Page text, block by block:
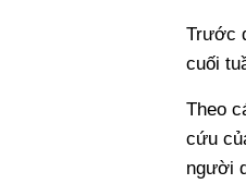
Trước
cuối
Theo
cứu
người